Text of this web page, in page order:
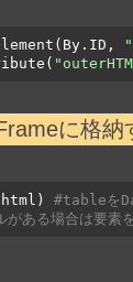
に格納
#tableを
がある場合は要素